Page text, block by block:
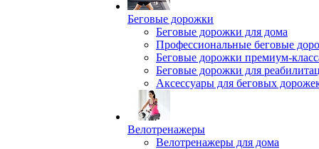
Беговые дорожки
Беговые дорожки для дома
Профессиональные беговые
Беговые дорожки премиум-
Беговые дорожки для
Аксессуары для беговых
Велотренажеры
Велотренажеры для дома